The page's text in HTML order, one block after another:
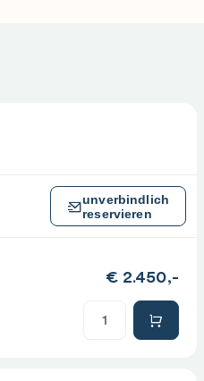
unverbindlich
reservieren
€ 2.450,-